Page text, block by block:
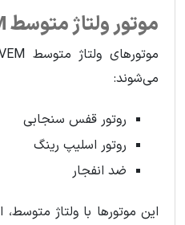
موتور ولتاژ متوسط VEM
می‌شوند:
روتور قفس سنجابی
روتور اسلیپ رینگ
ضد انفجار